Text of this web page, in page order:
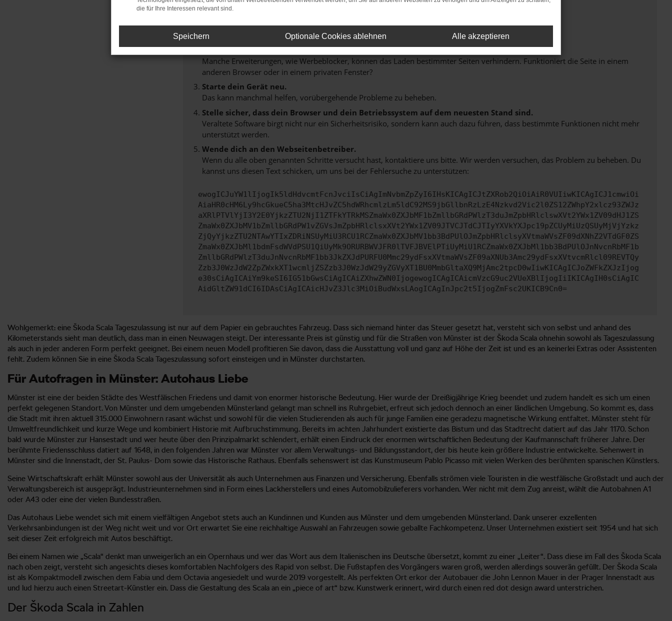
Hier sind ein paar Tipps, die dir helfen können:
Überprüfe deine Firewall und deine Internetverbindung.
Laden andere Webseiten, zum Beispiel deine Suchmaschine?
Prüfe deine Browsererweiterungen.
Manche Erweiterungen, wie Werbeblocker, können das Laden bestimmter Seiten verhindern. Funktioniert die Seite in einem
anderen Browser oder in einem privaten Fenster?
Starte dein Gerät neu.
Das kann manchmal helfen, vorübergehende Probleme zu beheben.
Stelle sicher, dass dein Browser und dein Betriebssystem auf dem neuesten Stand sind.
Veraltete Software birgt nicht nur ein Sicherheitsrisiko, sondern kann auch dazu führen, dass bestimmte Funktionen nicht mehr
unterstützt werden.
Wende dich an den Webseitenbetreiber.
Wenn du alle oben genannten Schritte versucht hast, kontaktiere uns bitte. Wir werden versuchen, das Problem zu beheben. Du
kannst uns diesen Text schicken, um uns bei der Fehlersuche zu unterstützen:
ewogICJuYW1lIjogIk5ldHdvcmtFcnJvciIsCiAgImNvbmZpZyI6IHsKICAgICJtZXRob2QiOiAiR0VUIiwKICAgICJ1cmwiOi
AiaHR0cHM6Ly9hcGkueC5ha3MtcHJvZC5hdWRhcmlzLm5ldC92MS9jbGllbnRzLzE4Nzkvd2Vic2l0ZS12ZWhpY2xlcz93ZWJz
aXRlPTVlYjI3Y2E0YjkzZTU2NjI1ZTFkYTRkMSZmaWx0ZXJbMF1bZmllbGRdPWlzT3duJmZpbHRlclswXVt2YWx1ZV09dHJ1ZS
ZmaWx0ZXJbMV1bZmllbGRdPW1vZGVsJmZpbHRlclsxXVt2YWx1ZV09JTVCJTdCJTIyYXVkYXJpc19pZCUyMiUzQSUyMjVjYzkz
ZjQyYjkzZTU2NTAwYTIxZDRiNSUyMiU3RCU1RCZmaWx0ZXJbMV1bb3BdPUlOJmZpbHRlclsyXVtmaWVsZF09dXNhZ2VTdGF0ZS
ZmaWx0ZXJbMl1bdmFsdWVdPSU1QiUyMk9ORURBWVJFR0lTVFJBVElPTiUyMiU1RCZmaWx0ZXJbMl1bb3BdPUlOJnNvcnRbMF1b
ZmllbGRdPWlzT3duJnNvcnRbMF1bb3JkZXJdPURFU0Mmc29ydFsxXVtmaWVsZF09aXNUb3Amc29ydFsxXVtvcmRlcl09REVTQy
Zzb3J0WzJdW2ZpZWxkXT1wcmljZSZzb3J0WzJdW29yZGVyXT1BU0MmbGltaXQ9MjAmc2tpcD0wIiwKICAgICJoZWFkZXJzIjog
e30sCiAgICAiYm9keSI6IG51bGwsCiAgICAiZXhwZWN0IjogewogICAgICAicmVzcG9uc2VUeXBlIjogIiIKICAgIH0sCiAgIC
AidGltZW91dCI6IDAsCiAgICAicHJvZ3Jlc3MiOiBudWxsLAogICAgInJpc2t5IjogZmFsc2UKICB9Cn0=
Wohlgemerkt: eine Škoda Scala Tageszulassung ist nur auf dem Papier ein gebrauchtes Fahrzeug. Dass sich niemand hinter das Steuer gesetzt hat, versteht sich von selbst und anhand des
Kilometerstands sieht man deutlich, dass man in einen Neuwagen steigt. Der interessante Preis ist günstig und für die Straßen von Münster ist der Škoda Scala ohnehin sowohl als Tageszulassung
als auch in jeder anderen Form perfekt geeignet. Bei einem neuen Modell profitieren Sie davon, dass die Ausstattung voll und ganz auf Höhe der Zeit ist und es an keinerlei Extras oder Assistenten
fehlt. Zudem können Sie in eine Škoda Scala Tageszulassung sofort einsteigen und in Münster durchstarten.
Für Autofragen in Münster: Autohaus Liebe
Münster ist eine der beiden Städte des Westfälischen Friedens und damit von enormer historische Bedeutung. Hier wurde der Dreißigjährige Krieg beendet und zudem handelt es sich um einen
perfekt gelegenen Standort. Von Münster und dem umgebenden Münsterland gelangt man schnell ins Ruhrgebiet, erfreut sich jedoch dennoch an einer ländlichen Umgebung. So kommt es, dass
die Stadt mit ihren aktuell 315.000 Einwohnern rasant wächst und sowohl für die vielen Studierenden als auch für junge Familien eine geradezu magnetische Wirkung entfaltet. Münster steht für
Umweltfreundlichkeit und kurze Wege und kombiniert Historie mit Aufbruchstimmung. Bereits im achten Jahrhundert existierte das Bistum und das Stadtrecht datiert auf das Jahr 1170. Schon
bald wurde Münster zur Hansestadt und wer heute über den Prinzipalmarkt schlendert, erhält einen Eindruck der enormen wirtschaftlichen Bedeutung der Kaufmannschaft früherer Jahre. Der
berühmte Friedensschluss datiert auf 1648, in den folgenden Jahren war Münster vor allem Verwaltungs- und Bildungsstandort, der bis heute kein größere Industrie entwickelte. Sehenwert in
Münster sind die Innenstadt, der St. Paulus- Dom sowie das Historische Rathaus. Ebenfalls sehenswert ist das Kunstmuseum Pablo Picasso mit vielen Werken des berühmten spanischen Künstlers.
Seine Wirtschaftskraft erhält Münster sowohl aus der Universität als auch Unternehmen aus Finanzen und Versicherung. Ebenfalls strömen viele Touristen in die westfälische Großstadt und auch der
Verwaltungsbereich ist ausgeprägt. Industrieunternehmen sind in Form eines Lackherstellers und eines Automobilzulieferers vorhanden. Wer nicht mit dem Zug anreist, wählt die Autobahnen A1
oder A43 oder eine der vielen Bundesstraßen.
Das Autohaus Liebe wendet sich mit einem vielfältigen Angebot stets auch an Kundinnen und Kunden aus Münster und dem umgebenden Münsterland. Dank unserer exzellenten
Verkehrsanbindungen ist der Weg nicht weit und vor Ort erwartet Sie eine reichhaltige Auswahl an Fahrzeugen sowie geballte Fachkompetenz. Unser Unternehmen existiert seit 1954 und hat sich
seit dieser Zeit erfolgreich mit Autos beschäftigt.
Bei einem Namen wie „Scala“ denkt man unweigerlich an ein Opernhaus und wer das Wort aus dem Italienischen ins Deutsche übersetzt, kommt zu einer „Leiter“. Dass diese im Fall des Škoda Scala
nach oben zeigt, versteht sich angesichts dieses komfortablen Nachfolgers des Rapid von selbst. Die Fußstapfen des Vorgängers waren groß, werden allerdings souverän gefüllt. Der Škoda Scala
ist als Kompaktmodell zwischen dem Fabia und dem Octavia angesiedelt und wurde 2019 vorgestellt. Als perfekten Ort erkor der Autobauer die John Lennon Mauer in der Prager Innenstadt aus
und lud hierzu auch einen Streetart-Künstler ein. Dass die Gestaltung des Scala an ein „piece of art“ bzw. Kunstwerk erinnert, wird durch einen red dot design award unterstrichen.
Der Škoda Scala in Zahlen
die für Ihre Interessen relevant sind.
Speichern Optionale Cookies ablehnen Alle akzeptieren